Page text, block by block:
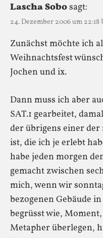
Lascha Sobosagt:
24. Dezember 2006 um 22:18
Zunächst möchte ich
Weihnachtsfest
Jochen und ix.
Dann muss ich aber
SAT.1 gearbeitet,
der übrigens einer
ist, die ich je erlebt
habe jeden morgen
gemacht zwischen
mich, wenn wir
bezogenen Gebäude
begrüsst wie,
Metapher überlegen,